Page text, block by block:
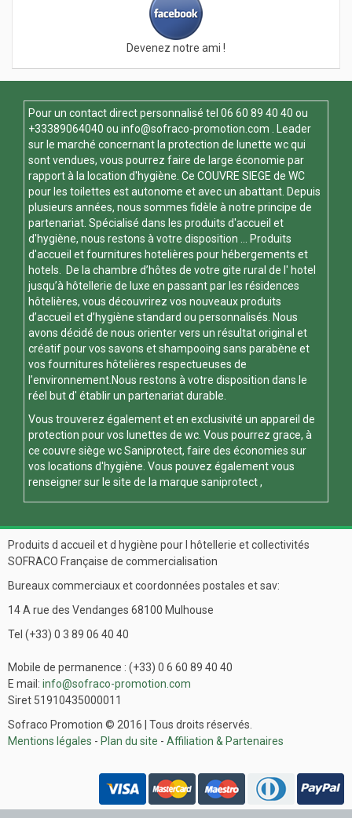
Devenez notre ami !
Pour un contact direct personnalisé tel 06 60 89 40 40 ou
+33389064040 ou info@sofraco-promotion.com . Leader
sur le marché concernant la protection de lunette wc qui
sont vendues, vous pourrez faire de large économie par
rapport à la location d'hygiène. Ce COUVRE SIEGE de WC
pour les toilettes est autonome et avec un abattant. Depuis
plusieurs années, nous sommes fidèle à notre principe de
partenariat. Spécialisé dans les produits d'accueil et
d'hygiène, nous restons à votre disposition ... Produits
d'accueil et fournitures hotelières pour hébergements et
hotels. De la chambre d’hôtes de votre gite rural de l' hotel
jusqu’à hôtellerie de luxe en passant par les résidences
hôtelières, vous découvrirez vos nouveaux produits
d’accueil et d’hygiène standard ou personnalisés. Nous
avons décidé de nous orienter vers un résultat original et
créatif pour vos savons et shampooing sans parabène et
vos fournitures hôtelières respectueuses de
l’environnement.Nous restons à votre disposition dans le
réel but d' établir un partenariat durable.
Vous trouverez également et en exclusivité un appareil de
protection pour vos lunettes de wc . Vous pourrez grace, à
ce couvre siège wcSaniprotect, faire des économies sur
vos locations d'hygiène. Vous pouvez également vous
renseigner sur le site de la marque saniprotect,
Produits d accueil et d hygiène pour l hôtellerie et collectivités
SOFRACO Française de commercialisation
Bureaux commerciaux et coordonnées postales et sav:
14 A rue des Vendanges 68100 Mulhouse
Tel (+33) 0 3 89 06 40 40
Mobile de permanence : (+33) 0 6 60 89 40 40
E mail: info@sofraco-promotion.com
Siret 51910435000011
Sofraco Promotion © 2016 | Tous droits réservés.
Mentions légales - Plan du site - Affiliation & Partenaires